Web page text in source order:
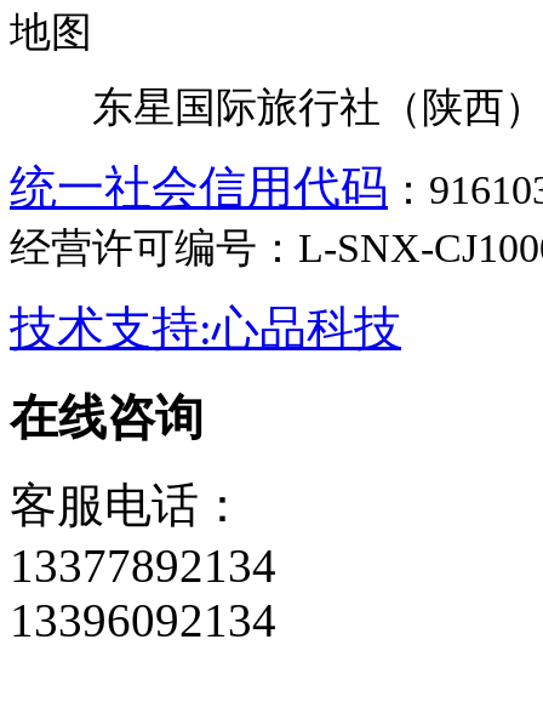
地图
东星国际旅行社（陕西）
统一社会信用代码 ：
经营许可编号：L-SNX-
技术支持:心品科技
在线咨询
客服电话：
13377892134
13396092134